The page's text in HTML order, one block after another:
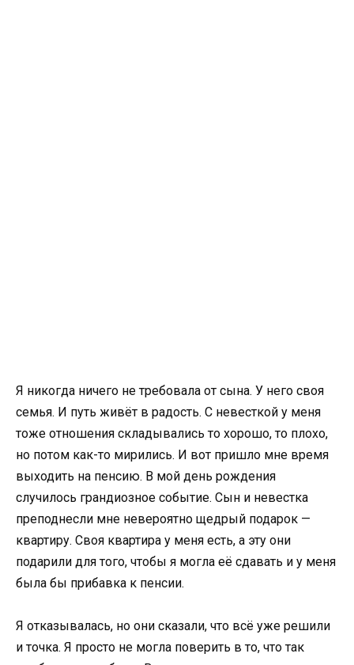
Я никогда ничего не требовала от сына. У него своя
семья. И путь живёт в радость. С невесткой у меня
тоже отношения складывались то хорошо, то плохо,
но потом как-то мирились. И вот пришло мне время
выходить на пенсию. В мой день рождения
случилось грандиозное событие. Сын и невестка
преподнесли мне невероятно щедрый подарок —
квартиру. Своя квартира у меня есть, а эту они
подарили для того, чтобы я могла её сдавать и у меня
была бы прибавка к пенсии.
Я отказывалась, но они сказали, что всё уже решили
и точка. Я просто не могла поверить в то, что так